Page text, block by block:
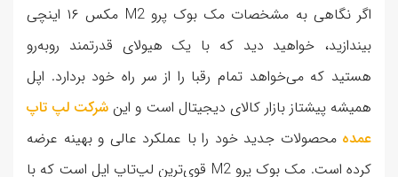
اگر نگاهی به مشخصات مک بوک پرو M2 مکس ۱۶ اینچی
بیندازید، خواهید دید که با یک هیولای قدرتمند روبه‌رو
هستید که می‌خواهد تمام رقبا را از سر راه خود بردارد. اپل
همیشه پیشتاز بازار کالای دیجیتال است و این شرکت لپ تاپ
عمده محصولات جدید خود را با عملکرد عالی و بهینه عرضه
کرده است. مک بوک پرو M2 قوی‌ترین لپ‌تاپ اپل است که با